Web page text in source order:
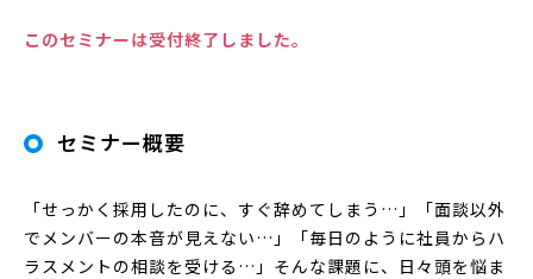
このセミナーは受付終了しました。
セミナー概要
「せっかく採用したのに、すぐ辞めてしまう…」「面談以外
でメンバーの本音が見えない…」「毎日のように社員からハ
ラスメントの相談を受ける…」そんな課題に、日々頭を悩ま